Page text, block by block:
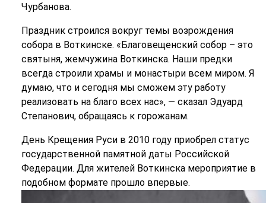
Чурбанова.
Праздник строился вокруг темы возрождения
собора в Воткинске. «Благовещенский собор – это
святыня, жемчужина Воткинска. Наши предки
всегда строили храмы и монастыри всем миром. Я
думаю, что и сегодня мы сможем эту работу
реализовать на благо всех нас», — сказал Эдуард
Степанович, обращаясь к горожанам.
День Крещения Руси в 2010 году приобрел статус
государственной памятной даты Российской
Федерации. Для жителей Воткинска мероприятие в
подобном формате прошло впервые.